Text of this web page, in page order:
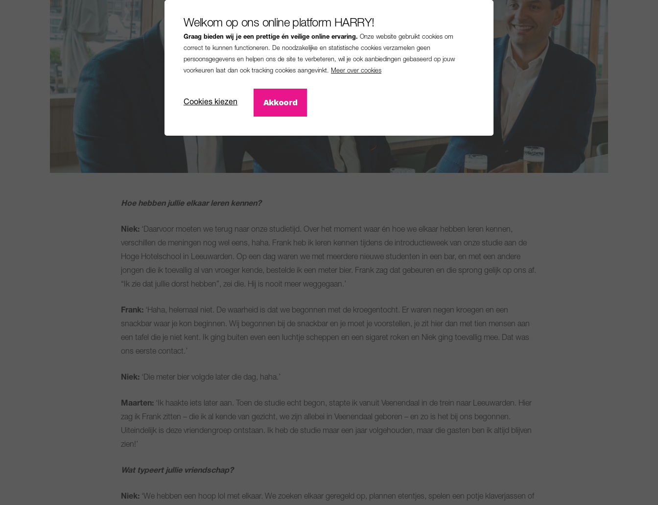
Welkom op ons online platform HARRY!
Graag bieden wij je een prettige én veilige online ervaring. Onze website gebruikt cookies om
correct te kunnen functioneren. De noodzakelijke en statistische cookies verzamelen geen
persoonsgegevens en helpen ons de site te verbeteren, wil je ook aanbiedingen gebaseerd op jouw
voorkeuren laat dan ook tracking cookies aangevinkt. Meer over cookies
Cookies kiezen Akkoord
Hoe hebben jullie elkaar leren kennen?
Niek: ‘Daarvoor moeten we terug naar onze studietijd. Over het moment waar én hoe we elkaar hebben leren kennen,
verschillen de meningen nog wel eens, haha. Frank heb ik leren kennen tijdens de introductieweek van onze studie aan de
Hoge Hotelschool in Leeuwarden. Op een dag waren we met meerdere nieuwe studenten in een bar, en met een andere
jongen die ik toevallig al van vroeger kende, bestelde ik een meter bier. Frank zag dat gebeuren en die sprong gelijk op ons af.
“Ik zie dat jullie dorst hebben”, zei die. Hij is nooit meer weggegaan.’
Frank: ‘Haha, helemaal niet. De waarheid is dat we begonnen met de kroegentocht. Er waren negen kroegen en een
snackbar waar je kon beginnen. Wij begonnen bij de snackbar en je moet je voorstellen, je zit hier dan met tien mensen aan
een tafel die je niet kent. Ik ging buiten even een luchtje scheppen en een sigaret roken en Niek ging toevallig mee. Dat was
ons eerste contact.’
Niek: ‘Die meter bier volgde later die dag, haha.’
Maarten: ‘Ik haakte iets later aan. Toen de studie echt begon, stapte ik vanuit Veenendaal in de trein naar Leeuwarden. Hier
zag ik Frank zitten – die ik al kende van gezicht, we zijn allebei in Veenendaal geboren – en zo is het bij ons begonnen.
Uiteindelijk is deze vriendengroep ontstaan. Ik heb de studie maar een jaar volgehouden, maar die gasten ben ik altijd blijven
zien!’
Wat typeert jullie vriendschap?
Niek: ‘We hebben een hoop lol met elkaar. We zoeken elkaar geregeld op, plannen etentjes, spelen een potje klaverjassen of